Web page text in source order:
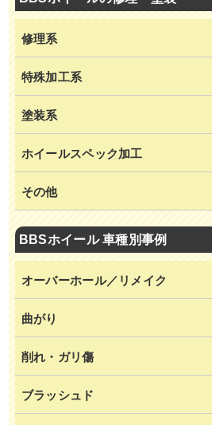
修理系
特殊加工系
塗装系
ホイールスペック加工
その他
BBSホイール 車種別事例
オーバーホール／リメイク
曲がり
削れ・ガリ傷
ブラッシュド